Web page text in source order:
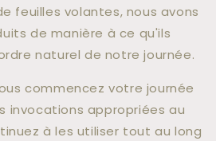
feuilles volantes, nous avons
de manière à ce qu'ils
naturel de notre journée.
commencez votre journée
invocations appropriées au
à les utiliser tout au long